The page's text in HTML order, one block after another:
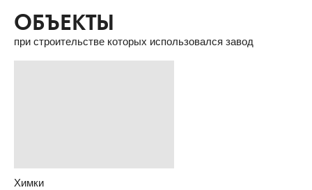
ОБЪЕКТЫ
при строительстве которых использовался завод
Химки